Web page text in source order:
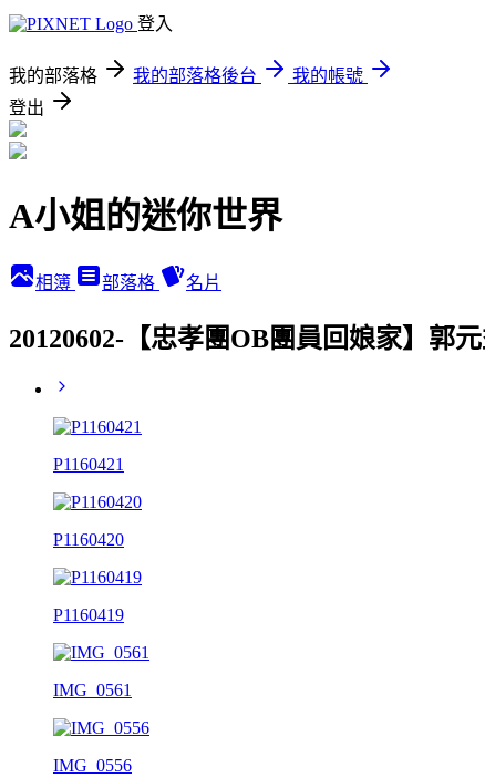
登入
我的部落格 我的部落格後台
我的帳號
登出
A小姐的迷你世界
相簿 部落格 名片
20120602-【忠孝團OB團員回娘家】郭
P1160421
P1160420
P1160419
IMG_0561
IMG_0556